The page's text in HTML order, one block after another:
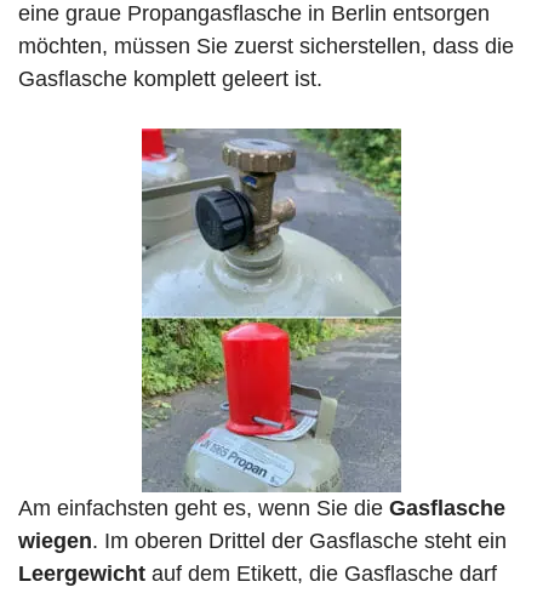
eine graue Propangasflasche in Berlin entsorgen
möchten, müssen Sie zuerst sicherstellen, dass die
Gasflasche komplett geleert ist.
Am einfachsten geht es, wenn Sie die Gasflasche
wiegen. Im oberen Drittel der Gasflasche steht ein
Leergewicht auf dem Etikett, die Gasflasche darf